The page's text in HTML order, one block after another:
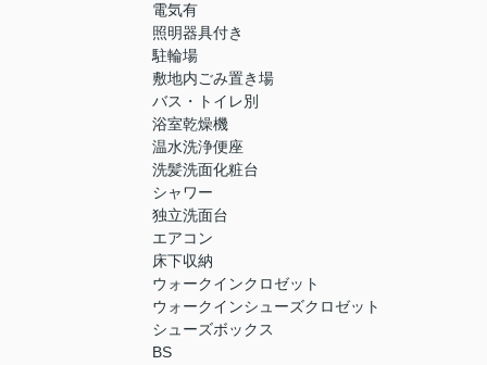
電気有
照明器具付き
駐輪場
敷地内ごみ置き場
バス・トイレ別
浴室乾燥機
温水洗浄便座
洗髪洗面化粧台
シャワー
独立洗面台
エアコン
床下収納
ウォークインクロゼット
ウォークインシューズクロゼット
シューズボックス
BS